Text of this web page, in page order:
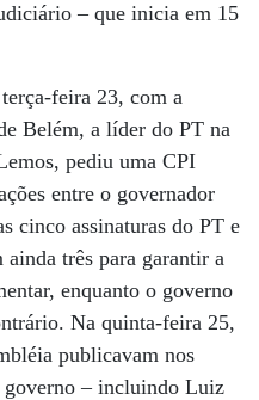
– que inicia em 15
feira 23, com a
Belém, a líder do PT na
pediu uma CPI
entre o governador
cinco assinaturas do PT e
três para garantir a
enquanto o governo
Na quinta-feira 25,
publicavam nos
governo – incluindo Luiz